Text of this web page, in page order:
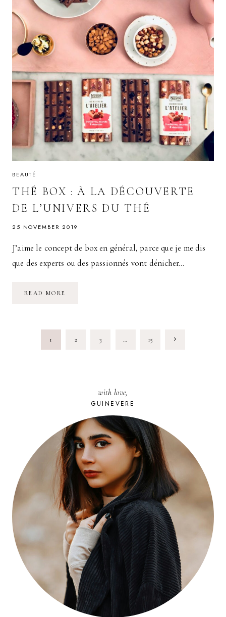
BEAUTÉ
THÉ BOX : À LA DÉCOUVERTE
DE L’UNIVERS DU THÉ
25 NOVEMBER 2019
J’aime le concept de box en général, parce que je me dis
que des experts ou des passionnés vont dénicher…
READ MORE
L’UNIVERS
PAGE1 2 3 15 Next
with love,
GUINEVERE